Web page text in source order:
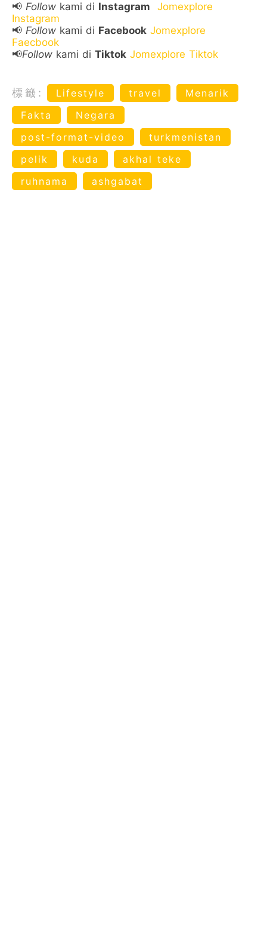
📢 Follow kami di Instagram
Jomexplore
Instagram
📢 Follow kami di Facebook Jomexplore
Faecbook
📢Follow kami di Tiktok Jomexplore Tiktok
標籤: Lifestyle travel
Menarik
Fakta
Negara
post-format-video
turkmenistan
pelik
kuda
akhal teke
ruhnama
ashgabat